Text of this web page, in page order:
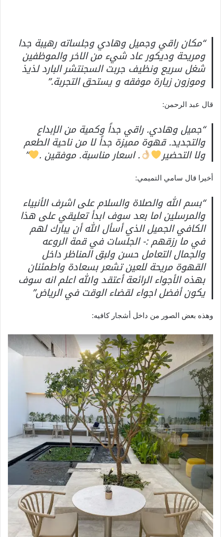
“مكان راقي وجميل وهادي وجلساته رهيبة جدا
ومريحة وديكور عاد شيء من الاخر والموظفين
شغل سريع ونظيف جربت السجنتشر البارد لذيذ
وموزون زيارة موفقه و يستحق التجربة.”
قال عبد الرحمن:
“جميل وهادي. راقي جداً وكمية من الإبداع
والتجديد. قهوة مميزة جداً لا من ناحية الطعم
ولا التحضير . اسعار مناسبة. موفقين . ”
أخيرا قال سامي التميمي:
“‏بسم الله والصلاة والسلام على اشرف الأنبياء
والمرسلين ‏اما بعد سوف ابدأ تعليقي على هذا
الكافي الجميل ‏الذي أسأل الله أن يبارك لهم
في ما رزقهم :- ‏الجلسات في قمة الروعه
والجمال ‏التعامل حسن ولبق ‏المناظر داخل
القهوة مريحة للعين ‏تشعر بسعادة واطمئنان
بهذه الأجواء الرائعة ‏أعتقد والله اعلم انه سوف
يكون أفضل اجواء لقضاء الوقت في الرياض”
وهذه بعض الصور من داخل أشجار كافيه: